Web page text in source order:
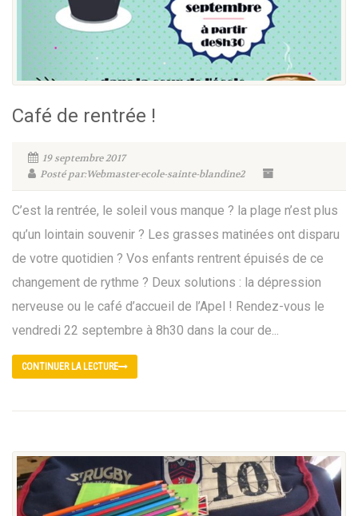
Café de rentrée !
19 septembre 2017
Posté par:Webmaster-ecole-sainte-blandine2
C’est la rentrée, le soleil vous manque ? la plage n’est plus
qu’un lointain souvenir ? Les grasses matinées ont disparu
de votre quotidien ? Vos enfants rentrent épuisés de ce
changement de rythme ? Deux solutions : la dépression
nerveuse ou le café d’accueil de l’Apel ! Rendez-vous le
vendredi 22 septembre à 8h30 dans la cour de...
CONTINUER LA LECTURE